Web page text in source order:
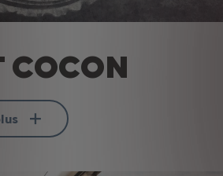
COCON